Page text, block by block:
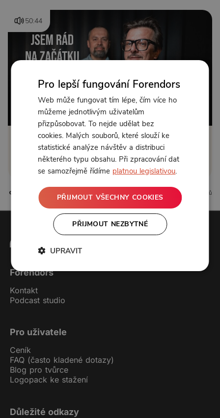
50:44
Od 169 Kč měsíčně
Klikněte pro odemčení
nebo sepřihlaste
0 komentářů
Forendors
Kontakt
Podcast studio
Pro uživatele
Ceník
FAQ (často kladené dotazy)
Blog pro tvůrce
Logopack ke stažení
Důležité odkazy
Pro lepší fungování Forendors
Web může fungovat tím lépe, čím více ho
můžeme jednotlivým uživatelům
přizpůsobovat. To nejde udělat bez
cookies. Malých souborů, které slouží ke
statistické analýze návštěv a distribuci
některého typu obsahu. Při zpracování dat
se samozřejmě řídíme platnou legislativou.
PŘIJMOUT VŠECHNY COOKIES
PŘIJMOUT NEZBYTNÉ
UPRAVIT